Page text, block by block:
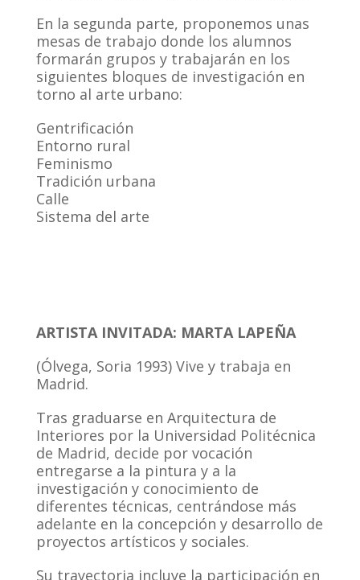
En la segunda parte, proponemos unas
mesas de trabajo donde los alumnos
formarán grupos y trabajarán en los
siguientes bloques de investigación en
torno al arte urbano:
Gentrificación
Entorno rural
Feminismo
Tradición urbana
Calle
Sistema del arte
ARTISTA INVITADA: MARTA LAPEÑA
(Ólvega, Soria 1993) Vive y trabaja en
Madrid.
Tras graduarse en Arquitectura de
Interiores por la Universidad Politécnica
de Madrid, decide por vocación
entregarse a la pintura y a la
investigación y conocimiento de
diferentes técnicas, centrándose más
adelante en la concepción y desarrollo de
proyectos artísticos y sociales.
Su trayectoria incluye la participación en